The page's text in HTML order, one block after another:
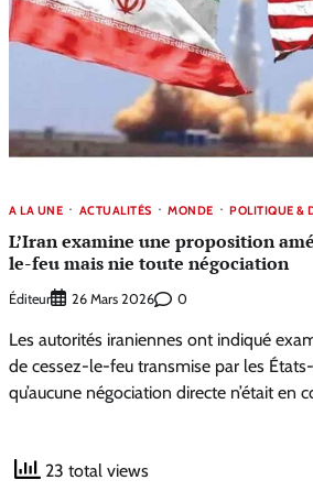
A LA UNE ACTUALITÉS MONDE POLITIQUE &
L’Iran examine une proposition
le-feu mais nie toute négociation
Éditeur 26 Mars 2026 0
Les autorités iraniennes ont indiqué
de cessez-le-feu transmise par les
qu’aucune négociation directe n’était en
23 total views